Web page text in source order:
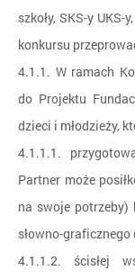
szkoły, SKS-y
konkursu
4.1.1. W ramach
do Projektu
dzieci i młodzieży,
4.1.1.1.
Partner może
na swoje
słowno-
4.1.1.2. ścisłej